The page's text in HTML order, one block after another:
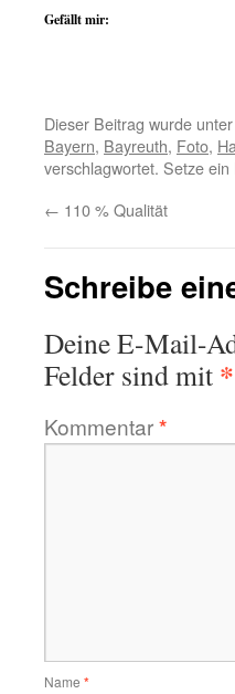
Gefällt mir:
Dieser Beitrag wurde unter
Bayern, Bayreuth, Foto,
verschlagwortet. Setze
← 110 % Qualität
Schreibe
Deine E-Mail-
Felder sind mit *
Kommentar*
Name *